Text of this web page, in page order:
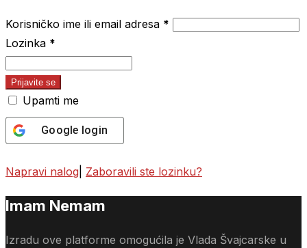
Korisničko ime ili email adresa *
Lozinka *
Prijavite se
Upamti me
Google login
Napravi nalog Zaboravili ste lozinku?
Imam Nemam
Izradu ove platforme omogućila je Vlada Švajcarske u